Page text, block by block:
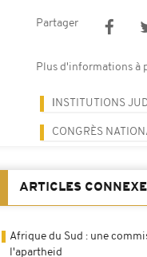
Partager
Plus d'informations à
ΙNSTITUTIONS
CONGRÈS
ARTICLES
Afrique du Sud : une
l'apartheid